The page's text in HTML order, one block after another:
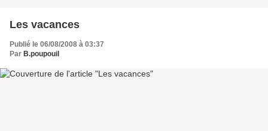
Les vacances
Publié le 06/08/2008 à 03:37
Par B.poupouil